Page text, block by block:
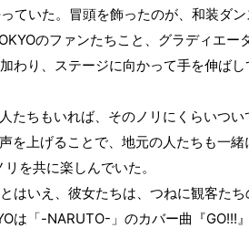
ていた。冒頭を飾ったのが、和装ダン
のファンたちこと、グラディエー
わり、ステージに向かって手を伸ば
たちもいれば、そのノリにくらいつ
を上げることで、地元の人たちも一
を共に楽しんでいた。
はいえ、彼女たちは、つねに観客た
は「 -NARUTO- 」のカバー曲『GO!!!